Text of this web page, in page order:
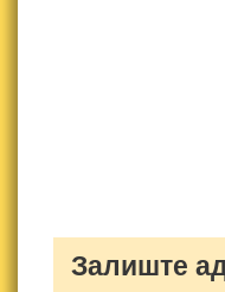
Залиште